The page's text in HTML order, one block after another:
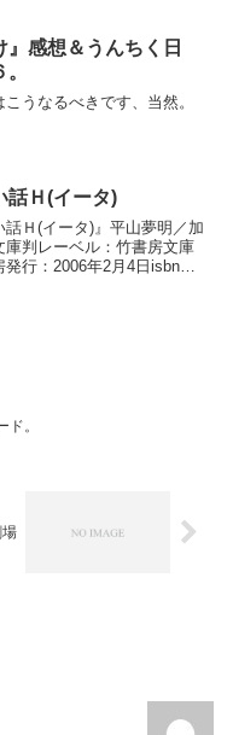
』感想＆うんちく日
こうなるべきです、当然。
話Ｈ(イータ)
話Ｈ(イータ)』平山夢明／加
庫判レーベル：竹書房文庫
行：2006年2月4日isbn：
。
場